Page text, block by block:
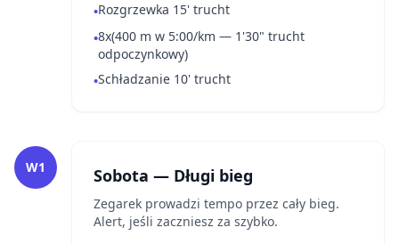
•Rozgrzewka 15' trucht
•8x(400 m w 5:00/km — 1'30" trucht
odpoczynkowy)
•Schładzanie 10' trucht
W1 Sobota — Długi bieg
Zegarek prowadzi tempo przez cały bieg.
Alert, jeśli zaczniesz za szybko.